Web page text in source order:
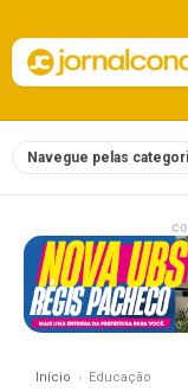
Navegue pelas
Início Educação